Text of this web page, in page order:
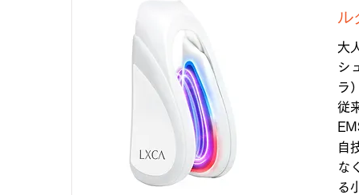
ル
大
シ
ラ
従
自
な
る